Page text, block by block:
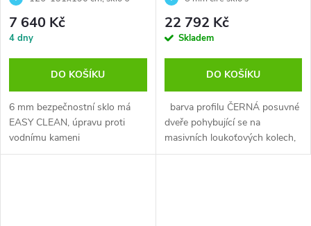
mm
7 640 Kč
4 dny
DO KOŠÍKU
6 mm bezpečnostní sklo má
EASY CLEAN, úpravu proti
vodnímu kameni
oboustrannou povrchovou
úpravou + Odstraňovač vodního
22 792 Kč
Skladem
DO KOŠÍKU
barva profilu ČERNÁ posuvné
dveře pohybující se na
masivních loukoťových kolech,
která...